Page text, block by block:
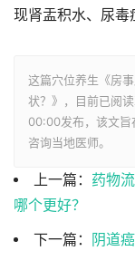
现肾盂积水、尿毒
这篇穴位养生《房
状？》，目前已阅读
00:00发布，该文旨
咨询当地医师。
上一篇： 药物
哪个更好？
下一篇：
阴道